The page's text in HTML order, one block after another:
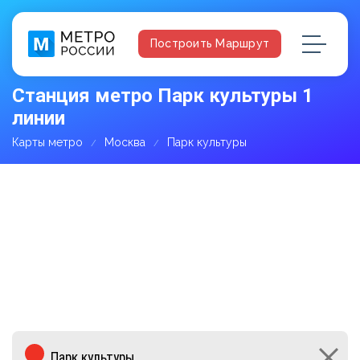
Построить Маршрут
Станция метро Парк культуры 1
линии
Карты метро Москва Парк культуры